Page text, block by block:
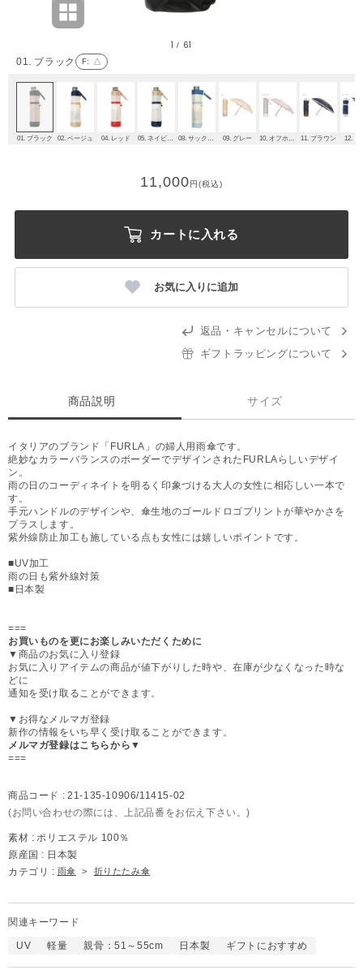
01. ブラック F: △
1 / 61
01. ブラック 02. ベージュ 04. レッド 09. グレー 11. ブラウン 12. グ
11,000円(税込)
カートに入れる
お気に入りに追加
返品・キャンセルについて
ギフトラッピングについて
商品説明 サイズ
イタリアのブランド「FURLA」の婦人用雨傘です。
絶妙なカラーバランスのボーダーでデザインされたFURLAらしいデザイ
ン。
雨の日のコーディネイトを明るく印象づける大人の女性に相応しい一本で
す。
手元ハンドルのデザインや、傘生地のゴールドロゴプリントが華やかさを
プラスします。
紫外線防止加工も施している点も女性には嬉しいポイントです。
■UV加工
雨の日も紫外線対策
■日本製
===
お買いものを更にお楽しみいただくために
▼商品のお気に入り登録
お気に入りアイテムの商品が値下がりした時や、在庫が少なくなった時な
どに
通知を受け取ることができます。
▼お得なメルマガ登録
新作の情報をいち早く受け取ることができます。
メルマガ登録はこちらから▼
===
商品コード : 21-135-10906/11415-02
(お問い合わせの際には、上記品番をお伝え下さい。)
素材 : ポリエステル 100％
原産国 : 日本製
カテゴリ : 雨傘 > 折りたたみ傘
関連キーワード
UV 軽量 親骨：51～55cm 日本製 ギフトにおすすめ